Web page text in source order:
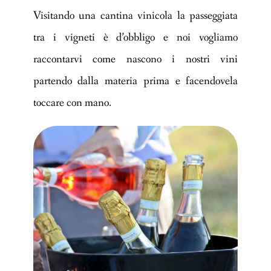
Visitando una cantina vinicola la passeggiata
tra i vigneti è d’obbligo e noi vogliamo
raccontarvi come nascono i nostri vini
partendo dalla materia prima e facendovela
toccare con mano.